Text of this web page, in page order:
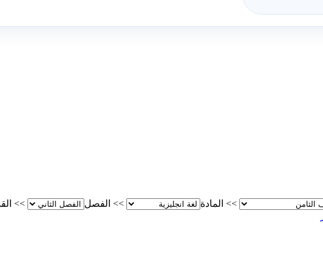
>> المادة >> الفصل >>